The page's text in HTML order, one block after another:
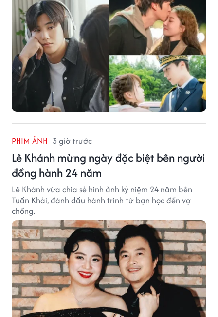
PHIM ẢNH 3 giờ trước
Lê Khánh mừng ngày đặc biệt bên người
đồng hành 24 năm
Lê Khánh vừa chia sẻ hình ảnh kỷ niệm 24 năm bên
Tuấn Khải, đánh dấu hành trình từ bạn học đến vợ
chồng.